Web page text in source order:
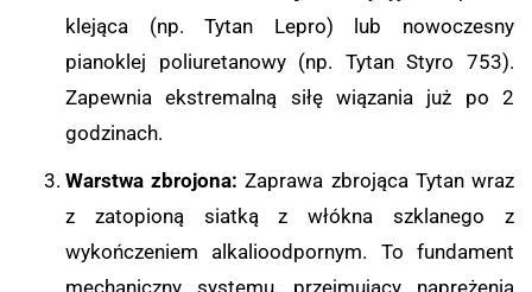
klejąca (np. Tytan Lepro) lub nowoczesny
pianoklej poliuretanowy (np. Tytan Styro 753).
Zapewnia ekstremalną siłę wiązania już po 2
godzinach.
Warstwa zbrojona: Zaprawa zbrojąca Tytan wraz
z zatopioną siatką z włókna szklanego z
wykończeniem alkalioodpornym. To fundament
mechaniczny systemu, przejmujący naprężenia